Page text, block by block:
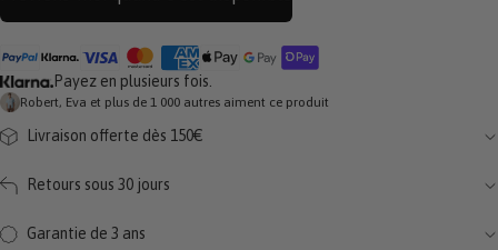
Payez en plusieurs fois.
Robert, Eva et plus de 1 000 autres aiment ce produit
Livraison offerte dès 150€
Retours sous 30 jours
Garantie de 3 ans